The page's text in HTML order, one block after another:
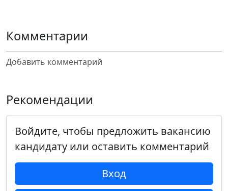
Комментарии
Добавить комментарий
Рекомендации
Войдите, чтобы предложить вакансию
кандидату или оставить комментарий
Вход